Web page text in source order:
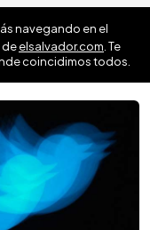
navegando en el
deelsalvador.com . Te
coincidimos todos.